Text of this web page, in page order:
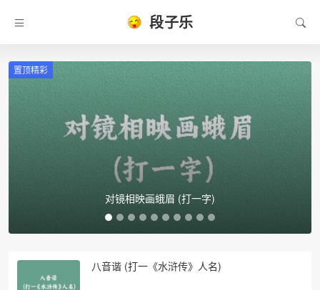
段子乐
对镜相映画蛾眉 (打一字)
置顶精彩
八音谐 (打一《水浒传》人名)